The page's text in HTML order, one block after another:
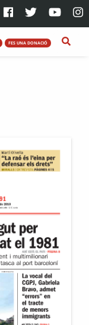
FES UNA DONACIÓ